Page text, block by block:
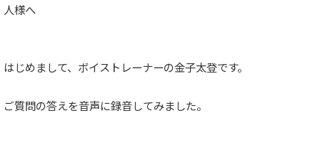
人様へ
はじめまして、ボイストレーナーの金子太登です。
ご質問の答えを音声に録音してみました。